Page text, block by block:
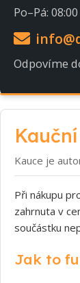
Po–Pá:
Odpovíme
Kauce je
Při nákupu
zahrnuta v
součástku
Jak to